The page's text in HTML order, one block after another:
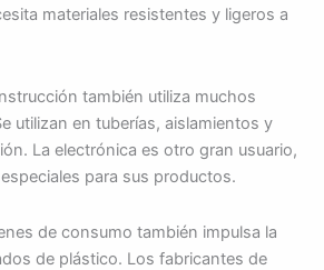
materiales resistentes y ligeros a
también utiliza muchos
utilizan en tuberías, aislamientos y
La electrónica es otro gran usuario,
para sus productos.
de consumo también impulsa la
de plástico. Los fabricantes de